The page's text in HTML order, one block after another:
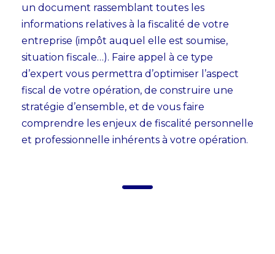
un document rassemblant toutes les
informations relatives à la fiscalité de votre
entreprise (impôt auquel elle est soumise,
situation fiscale…). Faire appel à ce type
d’expert vous permettra d’optimiser l’aspect
fiscal de votre opération, de construire une
stratégie d’ensemble, et de vous faire
comprendre les enjeux de fiscalité personnelle
et professionnelle inhérents à votre opération.